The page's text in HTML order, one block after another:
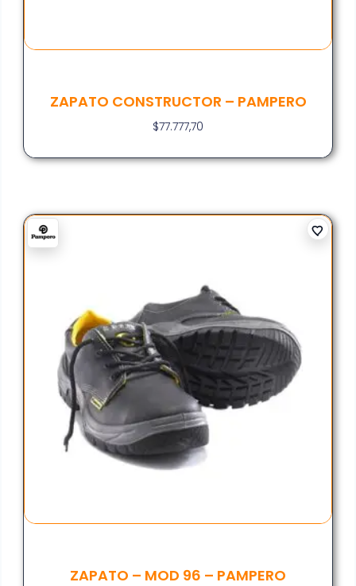
ZAPATO CONSTRUCTOR – PAMPERO
$77.777,70
ZAPATO – MOD 96 – PAMPERO